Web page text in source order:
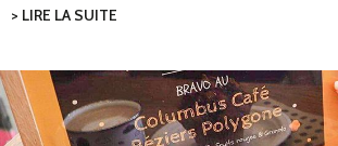
française. Venez apprécier les saveurs
Prenez le temps de vous offrir pour
gourmande, vous pourrez déguster au
types de snacks salés et sucrés !
> LIRE LA SUITE